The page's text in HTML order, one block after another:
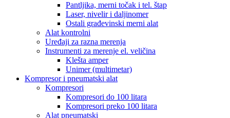
Pantljika, merni točak i tel. štap
Laser, nivelir i daljinomer
Ostali građevinski merni alat
Alat kontrolni
Uređaji za razna merenja
Instrumenti za merenje el. veličina
Klešta amper
Unimer (multimetar)
Kompresor i pneumatski alat
Kompresori
Kompresori do 100 litara
Kompresori preko 100 litara
Alat pneumatski